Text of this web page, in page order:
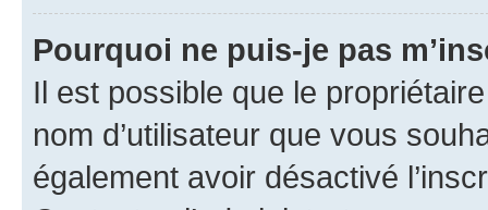
Pourquoi ne puis-je pas
Il est possible que le
nom d’utilisateur que vous
également avoir désactivé